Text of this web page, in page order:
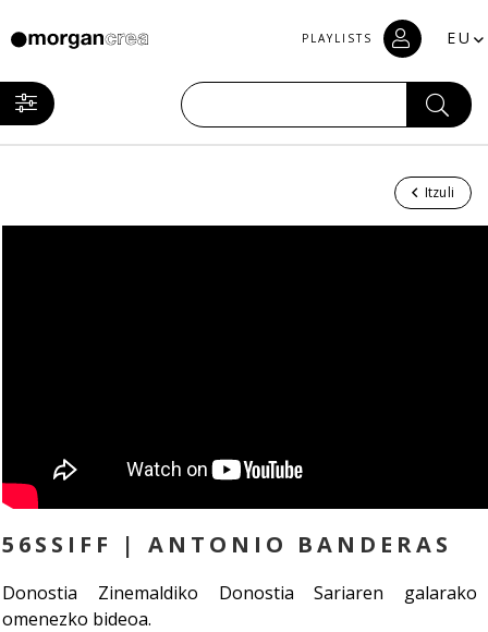
PLAYLISTS EU
Itzuli
56SSIFF | ANTONIO BANDERAS
Donostia Zinemaldiko Donostia Sariaren galarako
omenezko bideoa.